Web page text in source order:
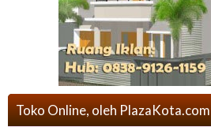
Toko Online, oleh PlazaKota.com